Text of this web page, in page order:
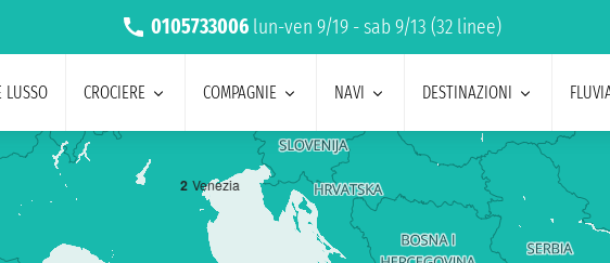
0105733006 lun-ven 9/19 - sab 9/13 (32 linee)
LUSSO CROCIERE COMPAGNIE NAVI DESTINAZIONI
2 Venezia